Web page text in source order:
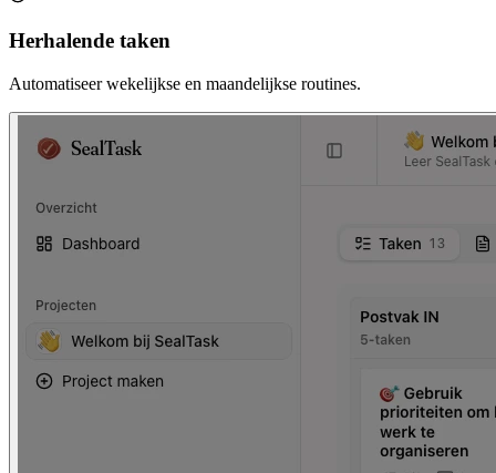
Herhalende taken
Automatiseer wekelijkse en maandelijkse routines.